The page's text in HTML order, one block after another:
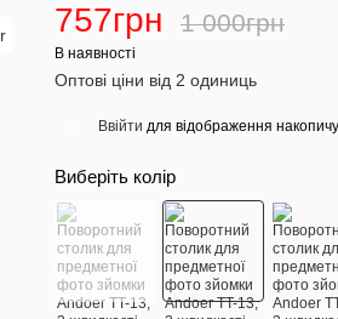
757грн 1 000грн
В наявності
Оптові ціни від 2 одиниць
Ввійти для відображення
Виберіть колір